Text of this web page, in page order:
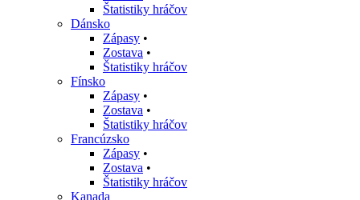
Štatistiky hráčov
Dánsko
Zápasy •
Zostava •
Štatistiky hráčov
Fínsko
Zápasy •
Zostava •
Štatistiky hráčov
Francúzsko
Zápasy •
Zostava •
Štatistiky hráčov
Kanada